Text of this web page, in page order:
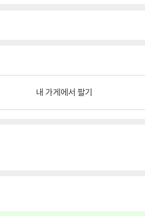
내 가게에서 팔기